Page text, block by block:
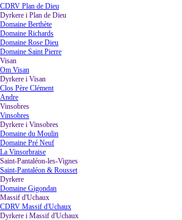
CDRV Plan de Dieu
Dyrkere i Plan de Dieu
Domaine Berthète
Domaine Richards
Domaine Rose Dieu
Domaine Saint Pierre
Visan
Om Visan
Dyrkere i Visan
Clos Père Clément
Andre
Vinsobres
Vinsobres
Dyrkere i Vinsobres
Domaine du Moulin
Domaine Pré Neuf
La Vinsorbraise
Saint-Pantaléon-les-Vignes
Saint-Pantaléon & Rousset
Dyrkere
Domaine Gigondan
Massif d'Uchaux
CDRV Massif d'Uchaux
Dyrkere i Massif d'Uchaux